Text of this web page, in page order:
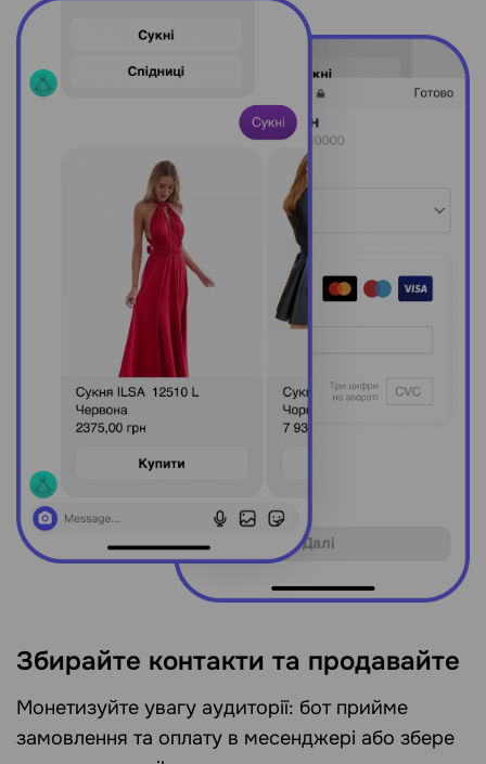
Збирайте контакти та продавайте
Монетизуйте увагу аудиторії: бот прийме
замовлення та оплату в месенджері або збере